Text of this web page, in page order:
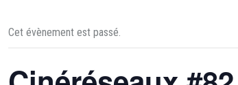
Cet évènement est passé.